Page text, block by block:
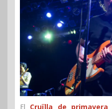
El Cruïlla de primavera